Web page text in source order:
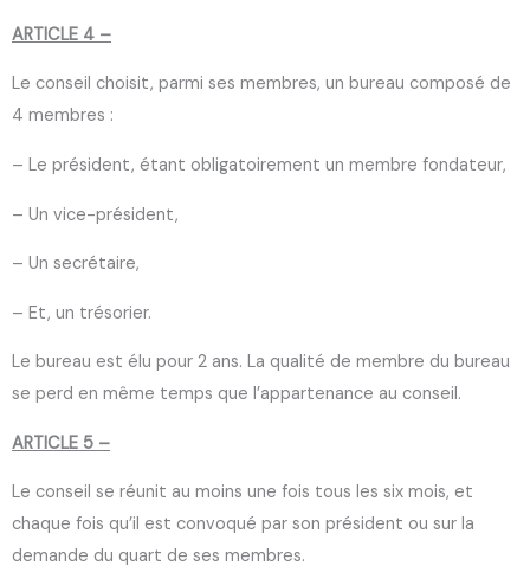
ARTICLE 4 –
Le conseil choisit, parmi ses membres, un bureau composé de
4 membres :
– Le président, étant obligatoirement un membre fondateur,
– Un vice-président,
– Un secrétaire,
– Et, un trésorier.
Le bureau est élu pour 2 ans. La qualité de membre du bureau
se perd en même temps que l’appartenance au conseil.
ARTICLE 5 –
Le conseil se réunit au moins une fois tous les six mois, et
chaque fois qu’il est convoqué par son président ou sur la
demande du quart de ses membres.